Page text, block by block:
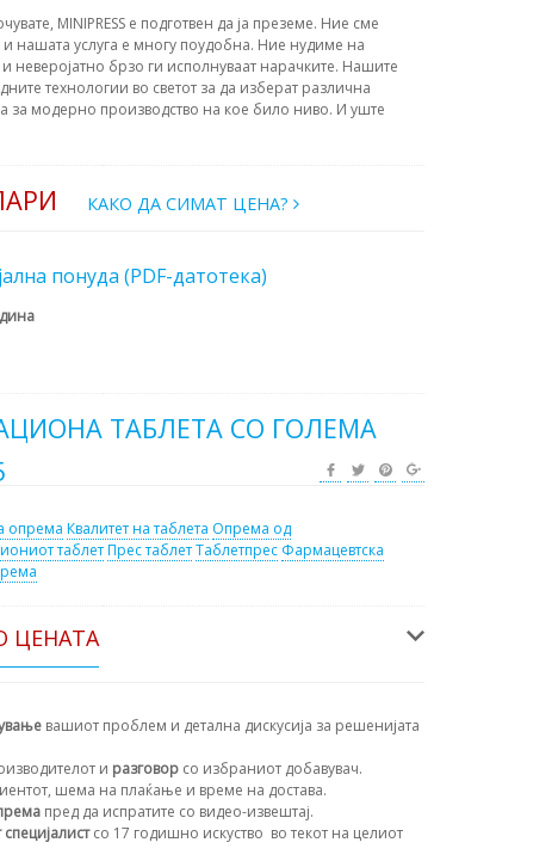
MINIPRESS е подготвен да ја преземе. Ние сме
нашата услуга е многу поудобна. Ние нудиме на
неверојатно брзо ги исполнуваат нарачките. Нашите
технологии во светот за да изберат различна
за модерно производство на кое било ниво. И уште
КАКО ДА СИМАТ ЦЕНА?
понуда (PDF-датотека)
ТАБЛЕТА СО ГОЛЕМА
опрема Квалитет на таблета Опрема од
таблетПрес таблетТаблетпрес Фармацевтска
ЦЕНАТА
вашиот проблем и детална дискусија за решенијата
и разговор со избраниот добавувач.
шема на плаќање и време на достава.
пред да испратите со видео-извештај.
со 17 годишно искуство во текот на целиот